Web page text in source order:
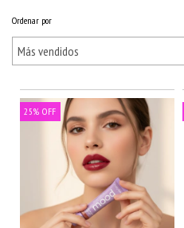
Ordenar por
25% OFF